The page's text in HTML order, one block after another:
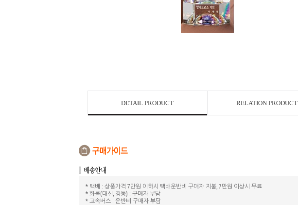
DETAIL PRODUCT RELATION PRODUCT
* 택배 : 상품가격 7만원 이하시 택배운반비 구매자 지불, 7만원 이상시 무료
* 화물(대신, 경동) : 구매자 부담
* 고속버스 : 운반비 구매자 부담